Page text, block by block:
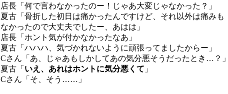
店長「何で言わなかったのー！じゃあ大変じゃなかった？」
夏古「骨折した初日は痛かったんですけど、それ以外は痛みも
なかったので大丈夫でしたー、あはは」
店長「ホント気が付かなかったなあ」
夏古「ハハハ、気づかれないように頑張ってましたからー」
Cさん「あ、じゃあもしかしてあの気分悪そうだったとき…？」
夏古「 いえ、あれはホントに気分悪くて 」
Cさん「そ、そう……」